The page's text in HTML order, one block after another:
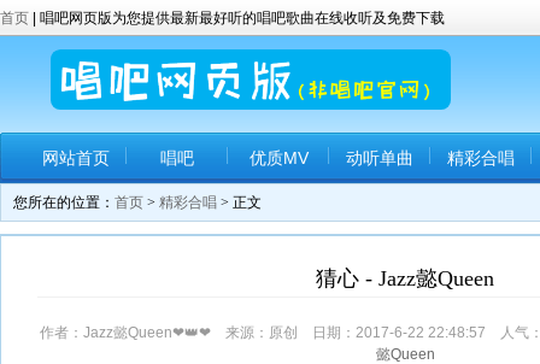
首页 | 唱吧网页版为您提供最新最好听的唱吧歌曲在线收听及免费下载
网站首页 唱吧 优质MV 动听单曲 精彩合唱
您所在的位置： 首页 > 精彩合唱 > 正文
猜心 - Jazz懿Queen
作者：Jazz懿Queen❤👑❤ 来源：原创 日期：2017-6-22 22:48:57 人气
懿Queen